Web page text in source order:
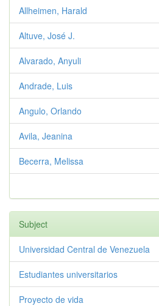
Allheimen, Harald
Altuve, José J.
Alvarado, Anyuli
Andrade, Luis
Angulo, Orlando
Avila, Jeanina
Becerra, Melissa
Subject
Universidad Central de Venezuela
Estudiantes universitarios
Proyecto de vida